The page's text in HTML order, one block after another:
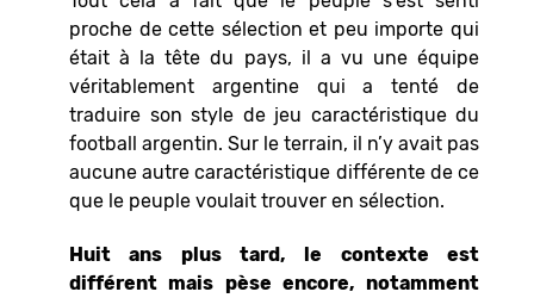
proche de cette sélection et peu importe qui
était à la tête du pays, il a vu une équipe
véritablement argentine qui a tenté de
traduire son style de jeu caractéristique du
football argentin. Sur le terrain, il n’y avait pas
aucune autre caractéristique différente de ce
que le peuple voulait trouver en sélection.
Huit ans plus tard, le contexte est
différent mais pèse encore, notamment